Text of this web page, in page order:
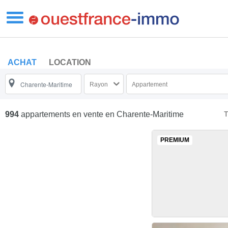
ACHAT LOCATION
Rayon Appartement
994 appartements en vente en Charente-Maritime
PREMIUM